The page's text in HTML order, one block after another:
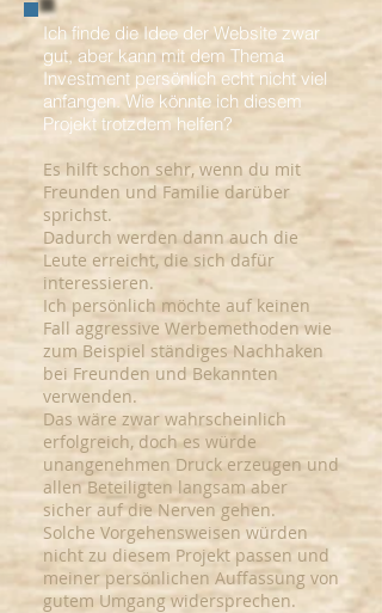
Ich finde die Idee der Website zwar
gut, aber kann mit dem Thema
Investment persönlich echt nicht viel
anfangen. Wie könnte ich diesem
Projekt trotzdem helfen?
Es hilft schon sehr, wenn du mit
Freunden und Familie darüber
sprichst.
Dadurch werden dann auch die
Leute erreicht, die sich dafür
interessieren.
Ich persönlich möchte auf keinen
Fall aggressive Werbemethoden wie
zum Beispiel ständiges Nachhaken
bei Freunden und Bekannten
verwenden.
Das wäre zwar wahrscheinlich
erfolgreich, doch es würde
unangenehmen Druck erzeugen und
allen Beteiligten langsam aber
sicher auf die Nerven gehen.
Solche Vorgehensweisen würden
nicht zu diesem Projekt passen und
meiner persönlichen Auffassung von
gutem Umgang widersprechen.